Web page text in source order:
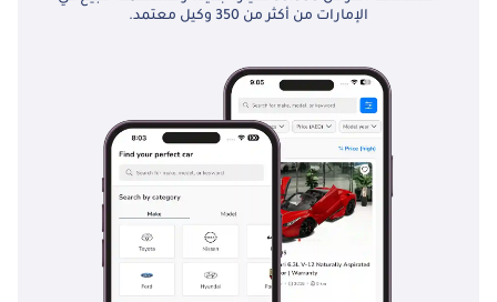
الإمارات من أكثر من 350 وكيل معتمد.